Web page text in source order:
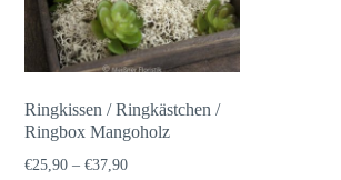
Ringkissen / Ringkästchen /
Ringbox Mangoholz
€25,90 –€37,90